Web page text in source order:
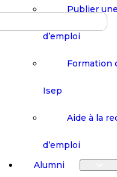
Publier
d’emploi
Formation
Isep
Aide à la
d’emploi
Alumni